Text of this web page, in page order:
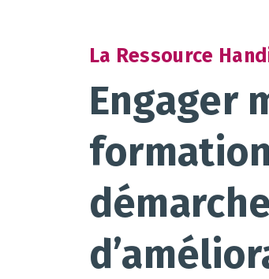
La Ressource
Engager